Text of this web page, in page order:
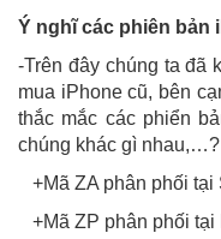
Ý nghĩ các phiên bản
-Trên đây chúng ta đã
mua iPhone cũ, bên
thắc mắc các phiển
chúng khác gì nhau,…?
+Mã ZA phân phối tại
+Mã ZP phân phối tại